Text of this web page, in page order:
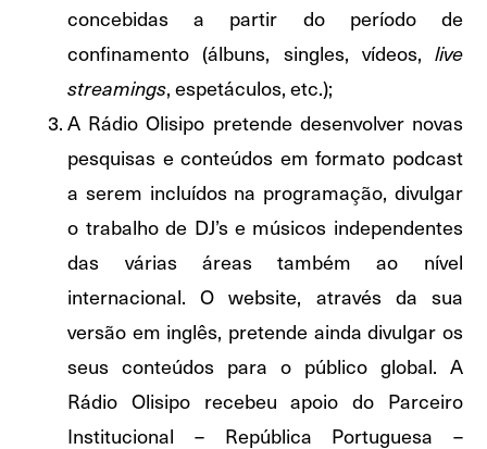
concebidas a partir do período de
confinamento (álbuns, singles, vídeos, live
streamings, espetáculos, etc.);
A Rádio Olisipo pretende desenvolver novas
pesquisas e conteúdos em formato podcast
a serem incluídos na programação, divulgar
o trabalho de DJ’s e músicos independentes
das várias áreas também ao nível
internacional. O website, através da sua
versão em inglês, pretende ainda divulgar os
seus conteúdos para o público global. A
Rádio Olisipo recebeu apoio do Parceiro
Institucional – República Portuguesa –